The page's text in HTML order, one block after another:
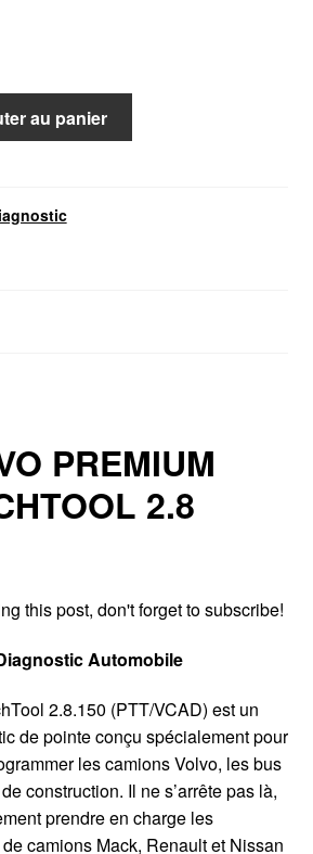
au panier
PREMIUM
2.8
this post, don't forget to subscribe!
Automobile
2.8.150 (PTT/VCAD) est un
de pointe conçu spécialement pour
les camions Volvo, les bus
construction. Il ne s’arrête pas là,
prendre en charge les
camions Mack, Renault et Nissan